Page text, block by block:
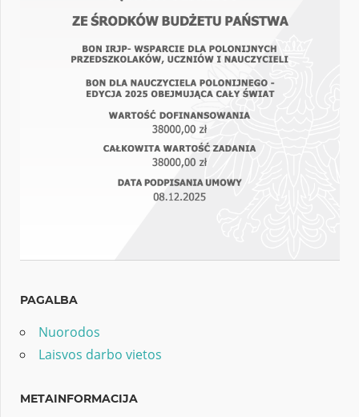
PAGALBA
Nuorodos
Laisvos darbo vietos
METAINFORMACIJA